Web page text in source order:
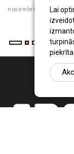
Lai
novembris 04 , 2020